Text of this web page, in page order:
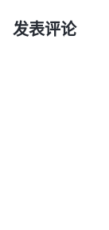
天和你接触，
发表评论